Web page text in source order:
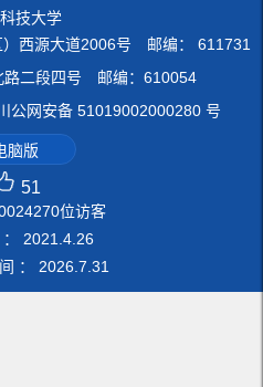
技大学
）西源大道2006号 邮编： 611731
路二段四号 邮编：610054
网安备 51019002000280 号
脑版
51
位访客
2021 4 26
： 2026 7 31